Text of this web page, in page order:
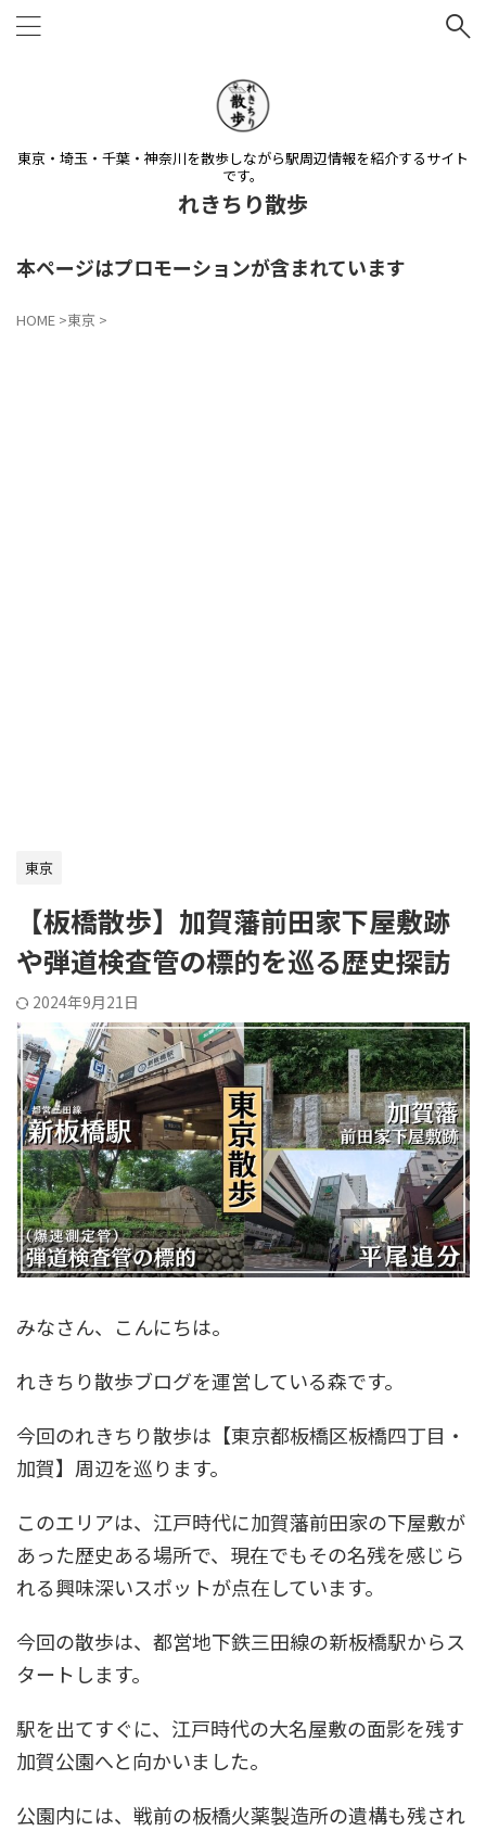
東京・埼玉・千葉・神奈川を散歩しながら駅周辺情報を紹介するサイト
です。
れきちり散歩
本ページはプロモーションが含まれています
HOME >東京 >
東京
【板橋散歩】加賀藩前田家下屋敷跡
や弾道検査管の標的を巡る歴史探訪
2024年9月21日
みなさん、こんにちは。
れきちり散歩ブログを運営している森です。
今回のれきちり散歩は【東京都板橋区板橋四丁目・
加賀】周辺を巡ります。
このエリアは、江戸時代に加賀藩前田家の下屋敷が
あった歴史ある場所で、現在でもその名残を感じら
れる興味深いスポットが点在しています。
今回の散歩は、都営地下鉄三田線の新板橋駅からス
タートします。
駅を出てすぐに、江戸時代の大名屋敷の面影を残す
加賀公園へと向かいました。
公園内には、戦前の板橋火薬製造所の遺構も残され